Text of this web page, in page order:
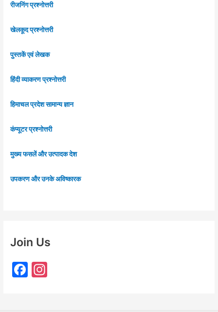
रीजनिंग प्रश्नोत्तरी
खेलकूद प्रश्नोत्तरी
पुस्तकें एवं लेखक
हिंदी व्याकरण प्रश्नोत्तरी
हिमाचल प्रदेश सामान्य ज्ञान
कंप्यूटर प्रश्नोत्तरी
मुख्य फसलें और उत्पादक देश
उपकरण और उनके अविष्कारक
Join Us
F